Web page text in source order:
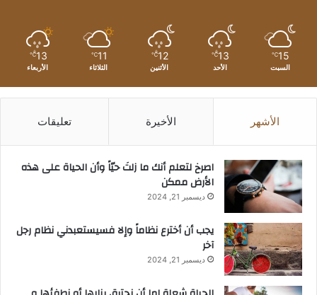
15
℃
السبت
13
℃
الأحد
12
℃
الأثنين
11
℃
الثلاثاء
13
℃
الأربعاء
الأشهر الأخيرة تعليقات
‫اصرخ لتعلم أنك ما زلتَ حيّاً وأن الحياة على هذه
الأرض ممكن
ديسمبر 21, 2024
يجب أن أخترع نظاماً وإلا فسيستعبدني نظام رجل
آخر
ديسمبر 21, 2024